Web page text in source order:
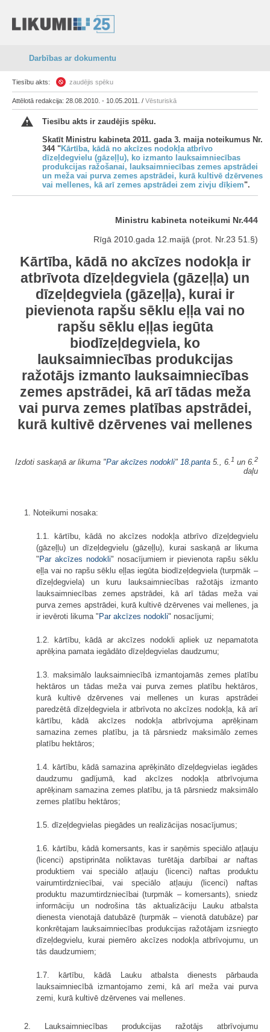
Darbības ar dokumentu
Tiesību akts: zaudējis spēku
Attēlotā redakcija: 28.08.2010. - 10.05.2011. / Vēsturiskā
Tiesību akts ir zaudējis spēku.
Skatīt Ministru kabineta 2011. gada 3. maija noteikumus Nr.
344 "Kārtība, kādā no akcīzes nodokļa atbrīvo
dīzeļdegvielu (gāzeļļu), ko izmanto lauksaimniecības
produkcijas ražošanai, lauksaimniecības zemes apstrādei
un meža vai purva zemes apstrādei, kurā kultivē dzērvenes
vai mellenes, kā arī zemes apstrādei zem zivju dīķiem".
Ministru kabineta noteikumi Nr.444
Rīgā 2010.gada 12.maijā (prot. Nr.23 51.§)
Kārtība, kādā no akcīzes nodokļa ir
atbrīvota dīzeļdegviela (gāzeļļa) un
dīzeļdegviela (gāzeļļa), kurai ir
pievienota rapšu sēklu eļļa vai no
rapšu sēklu eļļas iegūta
biodīzeļdegviela, ko
lauksaimniecības produkcijas
ražotājs izmanto lauksaimniecības
zemes apstrādei, kā arī tādas meža
vai purva zemes platības apstrādei,
kurā kultivē dzērvenes vai mellenes
Izdoti saskaņā ar likuma "Par akcīzes nodokli" 18.panta 5., 6. 1 un 6.2
daļu
1. Noteikumi nosaka:
1.1. kārtību, kādā no akcīzes nodokļa atbrīvo dīzeļdegvielu
(gāzeļļu) un dīzeļdegvielu (gāzeļļu), kurai saskaņā ar likuma
" Par akcīzes nodokli" nosacījumiem ir pievienota rapšu sēklu
eļļa vai no rapšu sēklu eļļas iegūta biodīzeļdegviela (turpmāk –
dīzeļdegviela) un kuru lauksaimniecības ražotājs izmanto
lauksaimniecības zemes apstrādei, kā arī tādas meža vai
purva zemes apstrādei, kurā kultivē dzērvenes vai mellenes, ja
ir ievēroti likuma " Par akcīzes nodokli" nosacījumi;
1.2. kārtību, kādā ar akcīzes nodokli apliek uz nepamatota
aprēķina pamata iegādāto dīzeļdegvielas daudzumu;
1.3. maksimālo lauksaimniecībā izmantojamās zemes platību
hektāros un tādas meža vai purva zemes platību hektāros,
kurā kultivē dzērvenes vai mellenes un kuras apstrādei
paredzētā dīzeļdegviela ir atbrīvota no akcīzes nodokļa, kā arī
kārtību, kādā akcīzes nodokļa atbrīvojuma aprēķinam
samazina zemes platību, ja tā pārsniedz maksimālo zemes
platību hektāros;
1.4. kārtību, kādā samazina aprēķināto dīzeļdegvielas iegādes
daudzumu gadījumā, kad akcīzes nodokļa atbrīvojuma
aprēķinam samazina zemes platību, ja tā pārsniedz maksimālo
zemes platību hektāros;
1.5. dīzeļdegvielas piegādes un realizācijas nosacījumus;
1.6. kārtību, kādā komersants, kas ir saņēmis speciālo atļauju
(licenci) apstiprināta noliktavas turētāja darbībai ar naftas
produktiem vai speciālo atļauju (licenci) naftas produktu
vairumtirdzniecībai, vai speciālo atļauju (licenci) naftas
produktu mazumtirdzniecībai (turpmāk – komersants), sniedz
informāciju un nodrošina tās aktualizāciju Lauku atbalsta
dienesta vienotajā datubāzē (turpmāk – vienotā datubāze) par
konkrētajam lauksaimniecības produkcijas ražotājam izsniegto
dīzeļdegvielu, kurai piemēro akcīzes nodokļa atbrīvojumu, un
tās daudzumiem;
1.7. kārtību, kādā Lauku atbalsta dienests pārbauda
lauksaimniecībā izmantojamo zemi, kā arī meža vai purva
zemi, kurā kultivē dzērvenes vai mellenes.
2. Lauksaimniecības produkcijas ražotājs atbrīvojumu